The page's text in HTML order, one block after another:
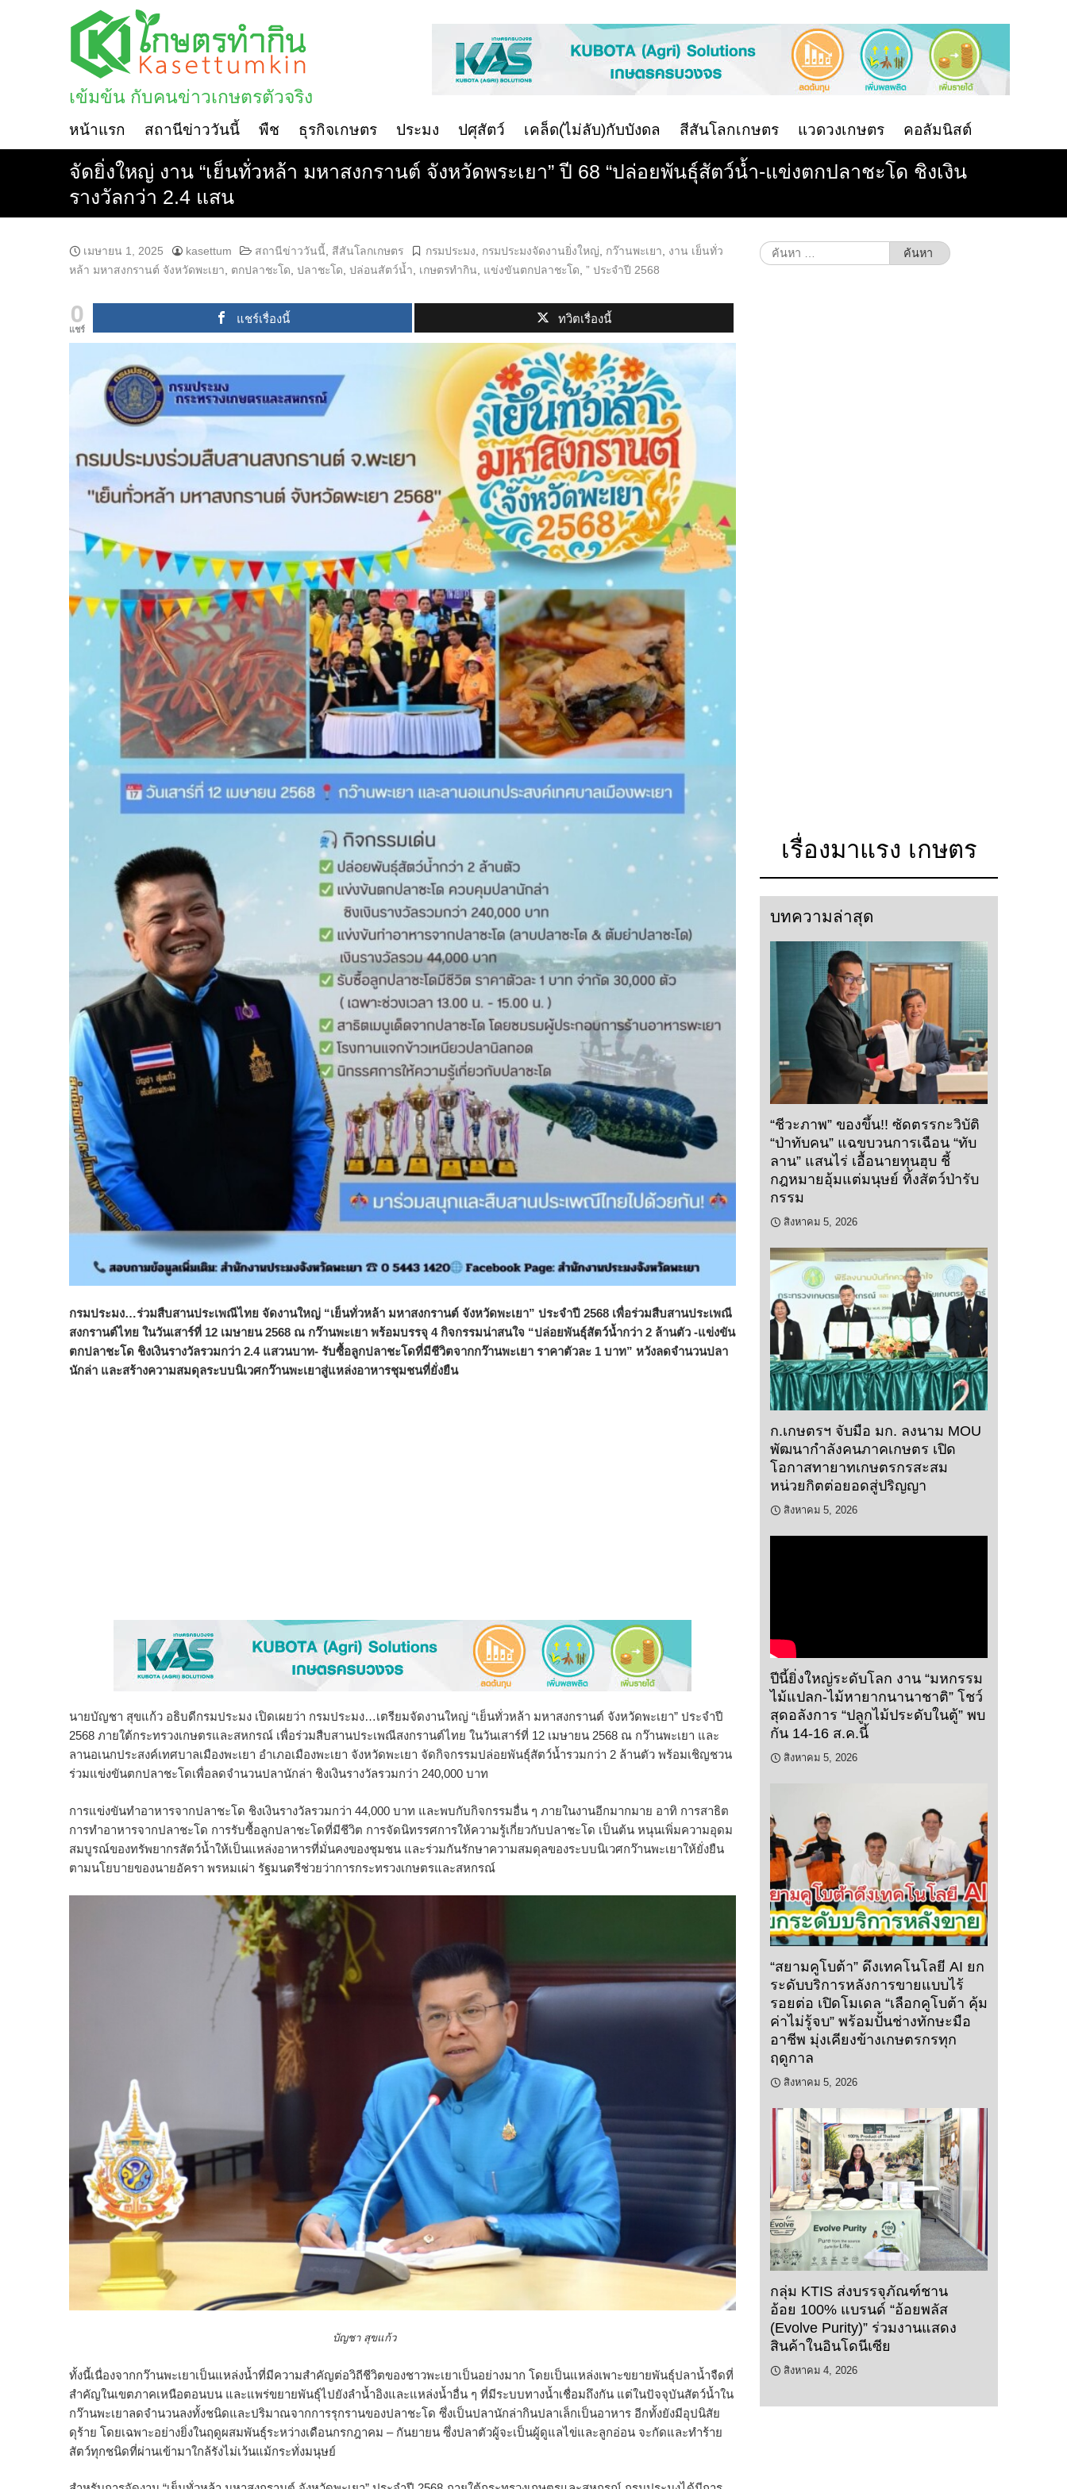
เข้มข้น กับคนข่าวเกษตรตัวจริง
หน้าแรก สถานีข่าววันนี้ พืช ธุรกิจเกษตร ประมง ปศุสัตว์ เคล็ด(ไม่ลับ)กับบังดล สีสันโลกเกษตร แวดวงเกษตร คอลัมนิสต์
จัดยิ่งใหญ่ งาน “เย็นทั่วหล้า มหาสงกรานต์ จังหวัดพระเยา” ปี 68 “ปล่อยพันธุ์สัตว์น้ำ-แข่งตกปลาชะโด ชิงเงิน
รางวัลกว่า 2.4 แสน
เมษายน 1, 2025 kasettum สถานีข่าววันนี้ สีสันโลกเกษตร กรมประมง กรมประมงจัดงานยิ่งใหญ่ กว๊านพะเยา
งาน เย็นทั่ว
หล้า มหาสงกรานต์ จังหวัดพะเยา
ตกปลาชะโด ปลาชะโด ปล่อนสัตว์น้ำ เกษตรทำกิน แข่งขันตกปลาชะโด ” ประจำปี 2568
0
แชร์
แชร์เรื่องนี้ ทวิตเรื่องนี้
กรมประมง…ร่วมสืบสานประเพณีไทย จัดงานใหญ่ “เย็นทั่วหล้า มหาสงกรานต์ จังหวัดพะเยา” ประจำปี 2568 เพื่อร่วมสืบสานประเพณี
สงกรานต์ไทย ในวันเสาร์ที่ 12 เมษายน 2568 ณ กว๊านพะเยา พร้อมบรรจุ 4 กิจกรรมน่าสนใจ “ปล่อยพันธุ์สัตว์น้ำกว่า 2 ล้านตัว -แข่งขัน
ตกปลาชะโด ชิงเงินรางวัลรวมกว่า 2.4 แสวนบาท- รับซื้อลูกปลาชะโดที่มีชีวิตจากกว๊านพะเยา ราคาตัวละ 1 บาท” หวังลดจำนวนปลา
นักล่า และสร้างความสมดุลระบบนิเวศกว๊านพะเยาสู่แหล่งอาหารชุมชนที่ยั่งยืน
นายบัญชา สุขแก้ว อธิบดีกรมประมง เปิดเผยว่า กรมประมง…เตรียมจัดงานใหญ่ “เย็นทั่วหล้า มหาสงกรานต์ จังหวัดพะเยา” ประจำปี
2568 ภายใต้กระทรวงเกษตรและสหกรณ์ เพื่อร่วมสืบสานประเพณีสงกรานต์ไทย ในวันเสาร์ที่ 12 เมษายน 2568 ณ กว๊านพะเยา และ
ลานอเนกประสงค์เทศบาลเมืองพะเยา อำเภอเมืองพะเยา จังหวัดพะเยา จัดกิจกรรมปล่อยพันธุ์สัตว์น้ำรวมกว่า 2 ล้านตัว พร้อมเชิญชวน
ร่วมแข่งขันตกปลาชะโดเพื่อลดจำนวนปลานักล่า ชิงเงินรางวัลรวมกว่า 240,000 บาท
การแข่งขันทำอาหารจากปลาชะโด ชิงเงินรางวัลรวมกว่า 44,000 บาท และพบกับกิจกรรมอื่น ๆ ภายในงานอีกมากมาย อาทิ การสาธิต
การทำอาหารจากปลาชะโด การรับซื้อลูกปลาชะโดที่มีชีวิต การจัดนิทรรศการให้ความรู้เกี่ยวกับปลาชะโด เป็นต้น หนุนเพิ่มความอุดม
สมบูรณ์ของทรัพยากรสัตว์น้ำให้เป็นแหล่งอาหารที่มั่นคงของชุมชน และร่วมกันรักษาความสมดุลของระบบนิเวศกว๊านพะเยาให้ยั่งยืน
ตามนโยบายของนายอัครา พรหมเผ่า รัฐมนตรีช่วยว่าการกระทรวงเกษตรและสหกรณ์
บัญชา สุขแก้ว
ทั้งนี้เนื่องจากกว๊านพะเยาเป็นแหล่งน้ำที่มีความสำคัญต่อวิถีชีวิตของชาวพะเยาเป็นอย่างมาก โดยเป็นแหล่งเพาะขยายพันธุ์ปลาน้ำจืดที่
สำคัญในเขตภาคเหนือตอนบน และแพร่ขยายพันธุ์ไปยังลำน้ำอิงและแหล่งน้ำอื่น ๆ ที่มีระบบทางน้ำเชื่อมถึงกัน แต่ในปัจจุบันสัตว์น้ำใน
กว๊านพะเยาลดจำนวนลงทั้งชนิดและปริมาณจากการรุกรานของปลาชะโด ซึ่งเป็นปลานักล่ากินปลาเล็กเป็นอาหาร อีกทั้งยังมีอุปนิสัย
ดุร้าย โดยเฉพาะอย่างยิ่งในฤดูผสมพันธุ์ระหว่างเดือนกรกฎาคม – กันยายน ซึ่งปลาตัวผู้จะเป็นผู้ดูแลไข่และลูกอ่อน จะกัดและทำร้าย
สัตว์ทุกชนิดที่ผ่านเข้ามาใกล้รังไม่เว้นแม้กระทั่งมนุษย์
ค้นหา
สำหรับ:
เรื่องมาแรง เกษตร
บทความล่าสุด
“ชีวะภาพ” ของขึ้น!! ซัดตรรกะวิบัติ
“ป่าทับคน” แฉขบวนการเฉือน “ทับ
ลาน” แสนไร่ เอื้อนายทุนฮุบ ชี้
กฎหมายอุ้มแต่มนุษย์ ทิ้งสัตว์ป่ารับ
กรรม
สิงหาคม 5, 2026
ก.เกษตรฯ จับมือ มก. ลงนาม MOU
พัฒนากำลังคนภาคเกษตร เปิด
โอกาสทายาทเกษตรกรสะสม
หน่วยกิตต่อยอดสู่ปริญญา
สิงหาคม 5, 2026
ปีนี้ยิ่งใหญ่ระดับโลก งาน “มหกรรม
ไม้แปลก-ไม้หายากนานาชาติ” โชว์
สุดอลังการ “ปลูกไม้ประดับในตู้” พบ
กัน 14-16 ส.ค.นี้
สิงหาคม 5, 2026
“สยามคูโบต้า” ดึงเทคโนโลยี AI ยก
ระดับบริการหลังการขายแบบไร้
รอยต่อ เปิดโมเดล “เลือกคูโบต้า คุ้ม
ค่าไม่รู้จบ” พร้อมปั้นช่างทักษะมือ
อาชีพ มุ่งเคียงข้างเกษตรกรทุก
ฤดูกาล
สิงหาคม 5, 2026
กลุ่ม KTIS ส่งบรรจุภัณฑ์ชาน
อ้อย 100% แบรนด์ “อ้อยพลัส
(Evolve Purity)” ร่วมงานแสดง
สินค้าในอินโดนีเซีย
สิงหาคม 4, 2026